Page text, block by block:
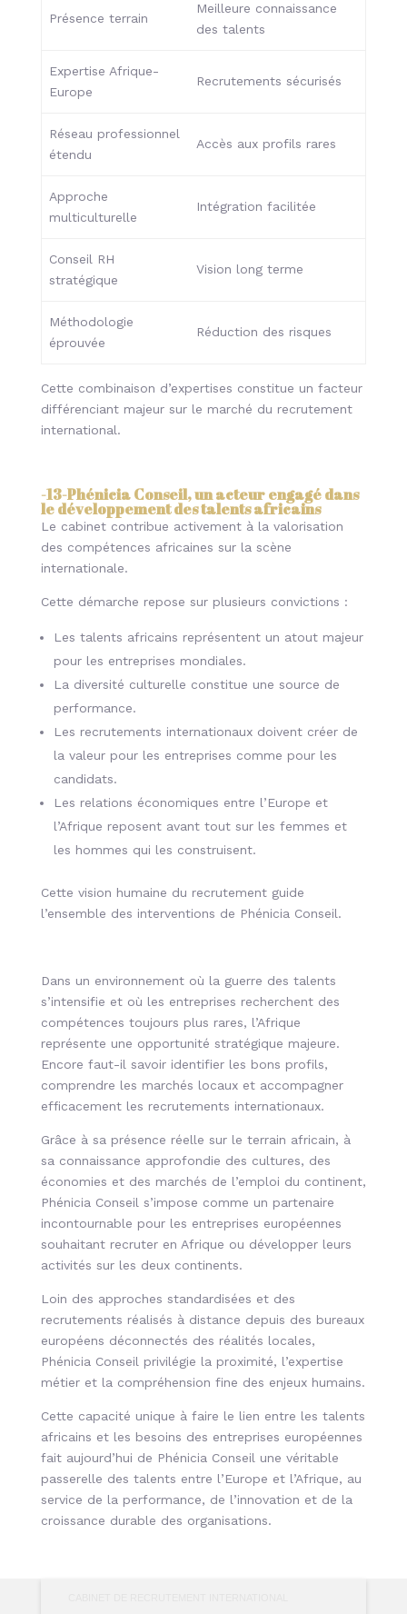
Présence terrain
Meilleure connaissance
des talents
Expertise Afrique-
Europe
Recrutements sécurisés
Réseau professionnel
étendu
Accès aux profils rares
Approche
multiculturelle
Intégration facilitée
Conseil RH
stratégique
Vision long terme
Méthodologie
éprouvée
Réduction des risques
Cette combinaison d’expertises constitue un facteur
différenciant majeur sur le marché du recrutement
international.
-13-Phénicia Conseil, un acteur engagé dans
le développement des talents africains
Le cabinet contribue activement à la valorisation
des compétences africaines sur la scène
internationale.
Cette démarche repose sur plusieurs convictions :
Les talents africains représentent un atout majeur
pour les entreprises mondiales.
La diversité culturelle constitue une source de
performance.
Les recrutements internationaux doivent créer de
la valeur pour les entreprises comme pour les
candidats.
Les relations économiques entre l’Europe et
l’Afrique reposent avant tout sur les femmes et
les hommes qui les construisent.
Cette vision humaine du recrutement guide
l’ensemble des interventions de Phénicia Conseil.
Dans un environnement où la guerre des talents
s’intensifie et où les entreprises recherchent des
compétences toujours plus rares, l’Afrique
représente une opportunité stratégique majeure.
Encore faut-il savoir identifier les bons profils,
comprendre les marchés locaux et accompagner
efficacement les recrutements internationaux.
Grâce à sa présence réelle sur le terrain africain, à
sa connaissance approfondie des cultures, des
économies et des marchés de l’emploi du continent,
Phénicia Conseil s’impose comme un partenaire
incontournable pour les entreprises européennes
souhaitant recruter en Afrique ou développer leurs
activités sur les deux continents.
Loin des approches standardisées et des
recrutements réalisés à distance depuis des bureaux
européens déconnectés des réalités locales,
Phénicia Conseil privilégie la proximité, l’expertise
métier et la compréhension fine des enjeux humains.
Cette capacité unique à faire le lien entre les talents
africains et les besoins des entreprises européennes
fait aujourd’hui de Phénicia Conseil une véritable
passerelle des talents entre l’Europe et l’Afrique, au
service de la performance, de l’innovation et de la
croissance durable des organisations.